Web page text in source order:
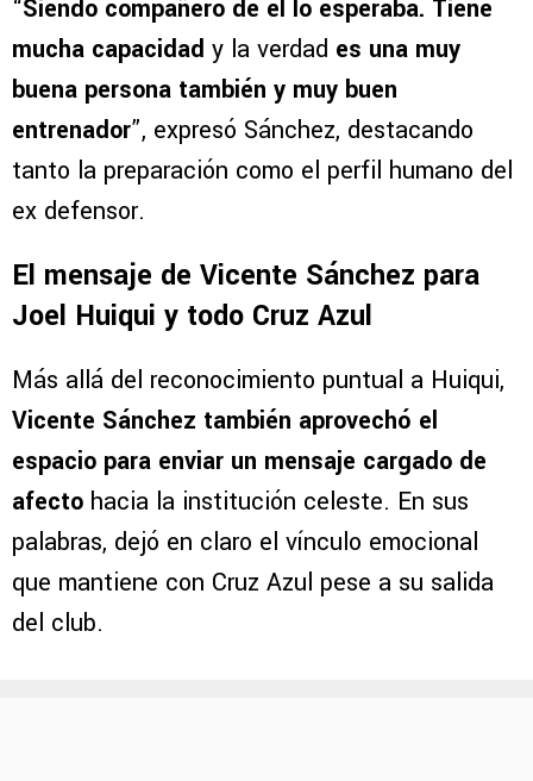
“Siendo compañero de él lo esperaba. Tiene
mucha capacidad y la verdad es una muy
buena persona también y muy buen
entrenador”, expresó Sánchez, destacando
tanto la preparación como el perfil humano del
ex defensor.
El mensaje de Vicente Sánchez para
Joel Huiqui y todo Cruz Azul
Más allá del reconocimiento puntual a Huiqui,
Vicente Sánchez también aprovechó el
espacio para enviar un mensaje cargado de
afecto hacia la institución celeste. En sus
palabras, dejó en claro el vínculo emocional
que mantiene con Cruz Azul pese a su salida
del club.